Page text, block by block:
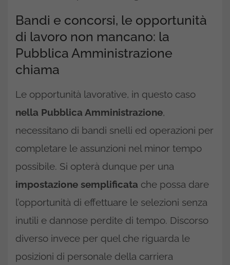
Bandi e concorsi, le opportunità
di lavoro non mancano: la
Pubblica Amministrazione
chiama
Le opportunità lavorative, in questo caso
nella Pubblica Amministrazione,
necessitano di bandi snelli ed operazioni per
completare le assunzioni nel minor tempo
possibile. Si opterà dunque per una
impostazione semplificata che possa dare
l’opportunità di effettuare le selezioni senza
inutili e dannose perdite di tempo. Discorso
diverso invece per quel che riguarda le
posizioni di personale della carriera